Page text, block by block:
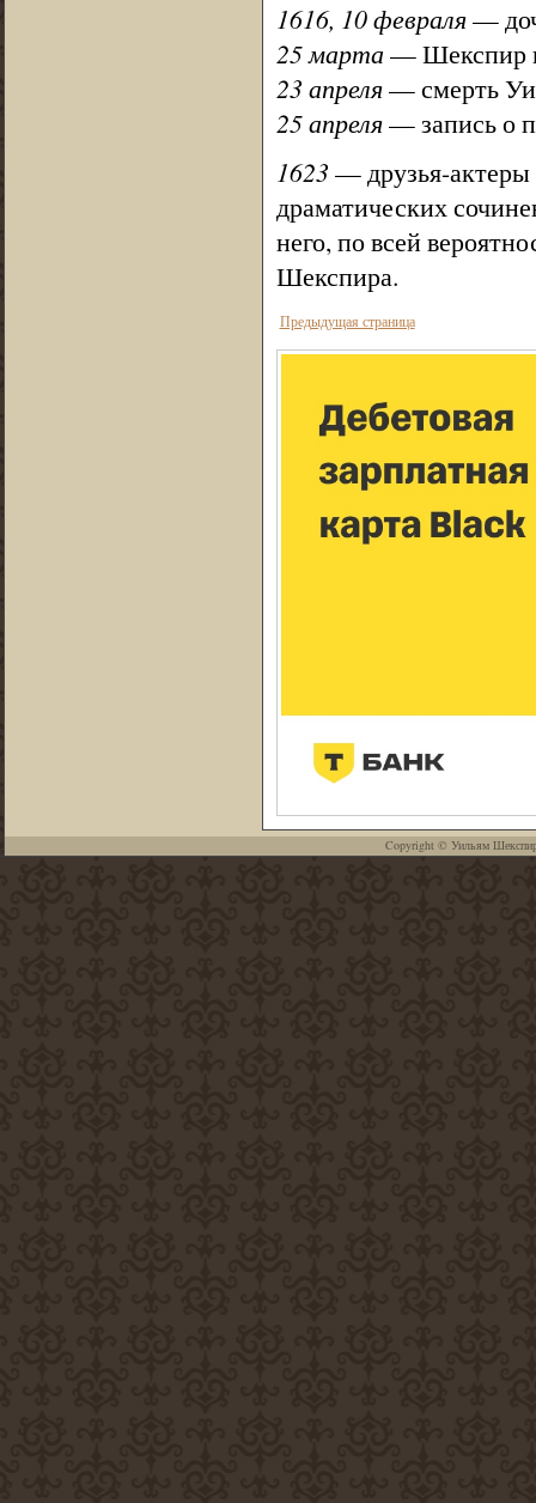
1616, 10 февраля—
25 марта — Шекспир
23 апреля— смерть
25 апреля— запись о
1623 — друзья-
драматических
него, по всей
Шекспира.
Предыдущая страница
Copyright © Уильям